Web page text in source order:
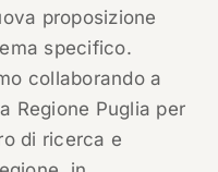
proposizione
specifico.
collaborando a
Regione Puglia per
di ricerca e